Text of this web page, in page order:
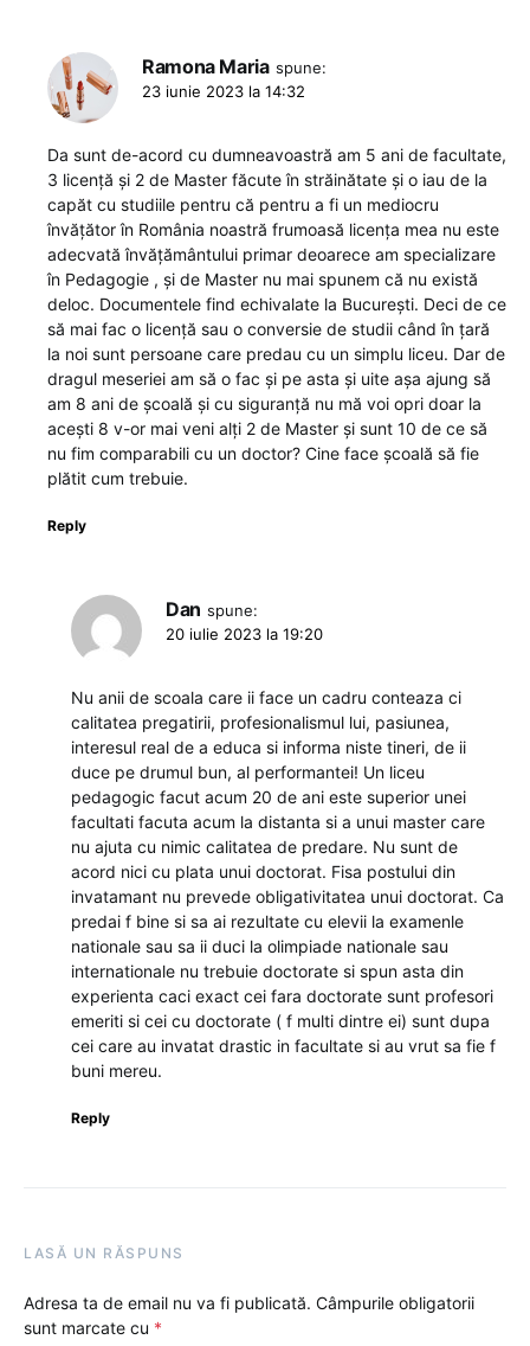
Ramona Maria spune:
23 iunie 2023 la 14:32
Da sunt de-acord cu dumneavoastră am 5 ani de facultate,
3 licență și 2 de Master făcute în străinătate și o iau de la
capăt cu studiile pentru că pentru a fi un mediocru
învățător în România noastră frumoasă licența mea nu este
adecvată învățământului primar deoarece am specializare
în Pedagogie , și de Master nu mai spunem că nu există
deloc. Documentele find echivalate la București. Deci de ce
să mai fac o licență sau o conversie de studii când în țară
la noi sunt persoane care predau cu un simplu liceu. Dar de
dragul meseriei am să o fac și pe asta și uite așa ajung să
am 8 ani de școală și cu siguranță nu mă voi opri doar la
acești 8 v-or mai veni alți 2 de Master și sunt 10 de ce să
nu fim comparabili cu un doctor? Cine face școală să fie
plătit cum trebuie.
Reply
Dan spune:
20 iulie 2023 la 19:20
Nu anii de scoala care ii face un cadru conteaza ci
calitatea pregatirii, profesionalismul lui, pasiunea,
interesul real de a educa si informa niste tineri, de ii
duce pe drumul bun, al performantei! Un liceu
pedagogic facut acum 20 de ani este superior unei
facultati facuta acum la distanta si a unui master care
nu ajuta cu nimic calitatea de predare. Nu sunt de
acord nici cu plata unui doctorat. Fisa postului din
invatamant nu prevede obligativitatea unui doctorat. Ca
predai f bine si sa ai rezultate cu elevii la examenle
nationale sau sa ii duci la olimpiade nationale sau
internationale nu trebuie doctorate si spun asta din
experienta caci exact cei fara doctorate sunt profesori
emeriti si cei cu doctorate ( f multi dintre ei) sunt dupa
cei care au invatat drastic in facultate si au vrut sa fie f
buni mereu.
Reply
LASĂ UN RĂSPUNS
Adresa ta de email nu va fi publicată. Câmpurile obligatorii
sunt marcate cu *